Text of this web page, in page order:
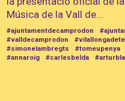
Música de la Vall de...
#ajuntamentdecamprodon
#valldecamprodon
#simonelambregts
#tomeupenya
#annaroig
#carlesbelda